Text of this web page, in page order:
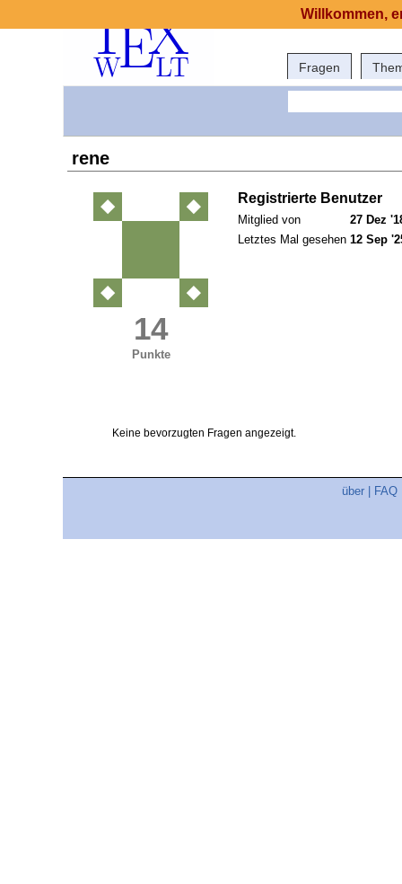
Fragen
rene
14
Punkte
Registrierte Benutzer
Mitglied von
27 Dez
Letztes Mal gesehen 12 Sep
Keine bevorzugten Fragen angezeigt.
über FAQ
Willkommen,